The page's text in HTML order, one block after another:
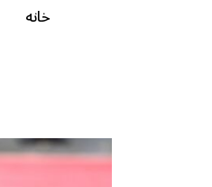
خانه